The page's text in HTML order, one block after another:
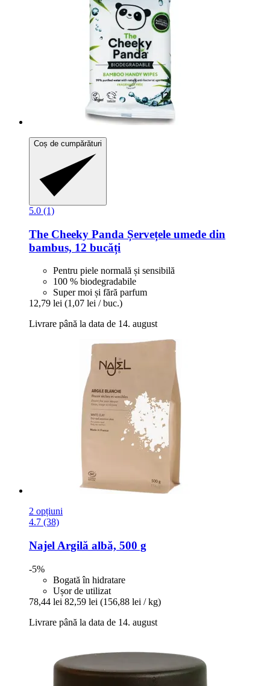
Coș de cumpărături
5.0 (1)
The Cheeky Panda Șervețele umede din
bambus, 12 bucăți
Pentru piele normală și sensibilă
100 % biodegradabile
Super moi și fără parfum
12,79 lei (1,07 lei / buc.)
Livrare până la data de 14. august
2 opțiuni
4.7 (38)
Najel Argilă albă, 500 g
-5%
Bogată în hidratare
Ușor de utilizat
78,44 lei 82,59 lei (156,88 lei / kg)
Livrare până la data de 14. august